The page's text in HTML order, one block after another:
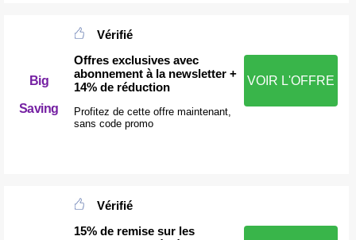
Big
Saving
Vérifié
Offres exclusives avec
abonnement à la newsletter +
14% de réduction
Profitez de cette offre maintenant,
sans code promo
VOIR L'OFFRE
Vérifié
15% de remise sur les